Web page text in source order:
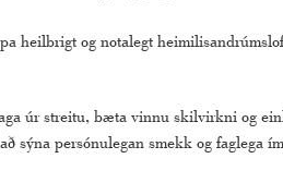
heilbrigt og notalegt
úr streitu, bæta vinnu skilvirkni og
sýna persónulegan smekk og faglega